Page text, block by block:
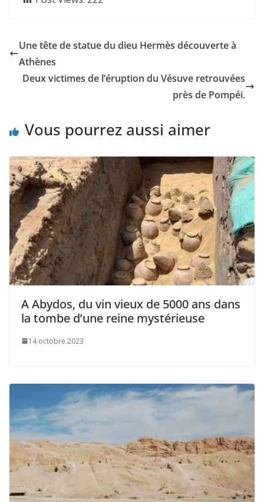
Une tête de statue du dieu Hermès découverte à
Athènes
Deux victimes de l’éruption du Vésuve retrouvées
près de Pompéi.
Vous pourrez aussi aimer
A Abydos, du vin vieux de 5000 ans dans
la tombe d’une reine mystérieuse
14 octobre 2023